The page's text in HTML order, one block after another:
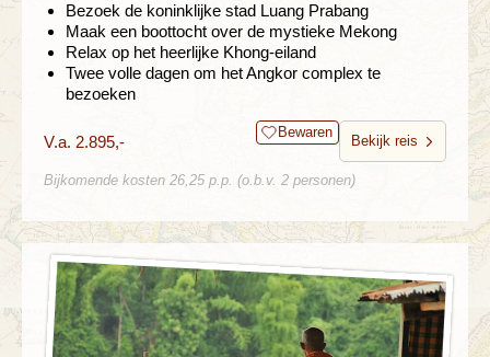
Bezoek de koninklijke stad Luang Prabang
Maak een boottocht over de mystieke Mekong
Relax op het heerlijke Khong-eiland
Twee volle dagen om het Angkor complex te
bezoeken
V.a. 2.895,- Bewaren
Bekijk reis
Bijkomende kosten 26,25 p.p. (o.b.v. 2 personen)